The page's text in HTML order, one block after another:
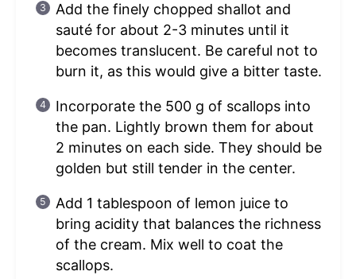
Add the finely chopped shallot and
sauté for about 2-3 minutes until it
becomes translucent. Be careful not to
burn it, as this would give a bitter taste.
Incorporate the 500 g of scallops into
the pan. Lightly brown them for about
2 minutes on each side. They should be
golden but still tender in the center.
Add 1 tablespoon of lemon juice to
bring acidity that balances the richness
of the cream. Mix well to coat the
scallops.